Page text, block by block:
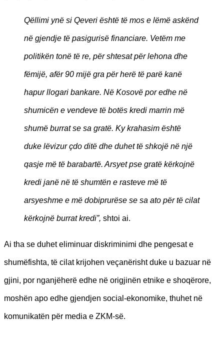
Qëllimi ynë si Qeveri është të mos e lëmë askënd
në gjendje të pasigurisë financiare. Vetëm me
politikën tonë të re, për shtesat për lehona dhe
fëmijë, afër 90 mijë gra për herë të parë kanë
hapur llogari bankare. Në Kosovë por edhe në
shumicën e vendeve të botës kredi marrin më
shumë burrat se sa gratë. Ky krahasim është
duke lëvizur çdo ditë dhe duhet të shkojë në një
qasje më të barabartë. Arsyet pse gratë kërkojnë
kredi janë në të shumtën e rasteve më të
arsyeshme e më dobiprurëse se sa ato për të cilat
kërkojnë burrat kredi”, shtoi ai.
Ai tha se duhet eliminuar diskriminimi dhe pengesat e
shumëfishta, të cilat krijohen veçanërisht duke u bazuar në
gjini, por nganjëherë edhe në origjinën etnike e shoqërore,
moshën apo edhe gjendjen social-ekonomike, thuhet në
komunikatën për media e ZKM-së.